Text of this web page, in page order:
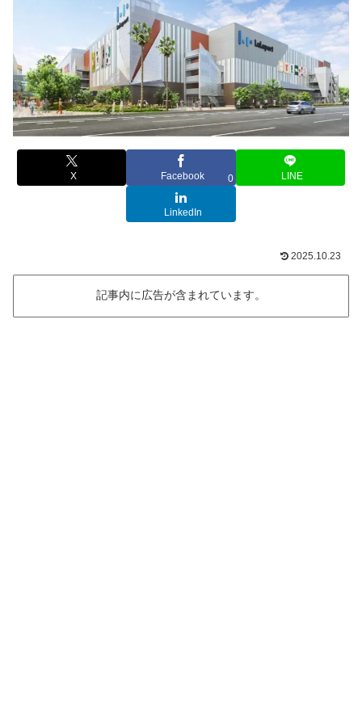
X Facebook 0 LINE
LinkedIn
2025.10.23
記事内に広告が含まれています。